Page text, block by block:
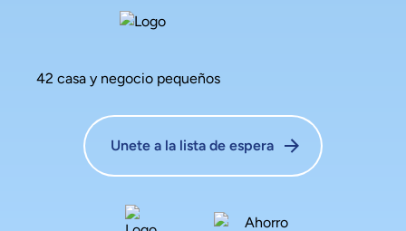
42 casa y negocio pequeños
Unete a la lista de espera